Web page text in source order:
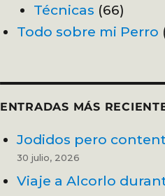
Técnicas (66)
Todo sobre mi Perro
ENTRADAS MÁS
Jodidos pero
30 julio, 2026
Viaje a Alcorlo